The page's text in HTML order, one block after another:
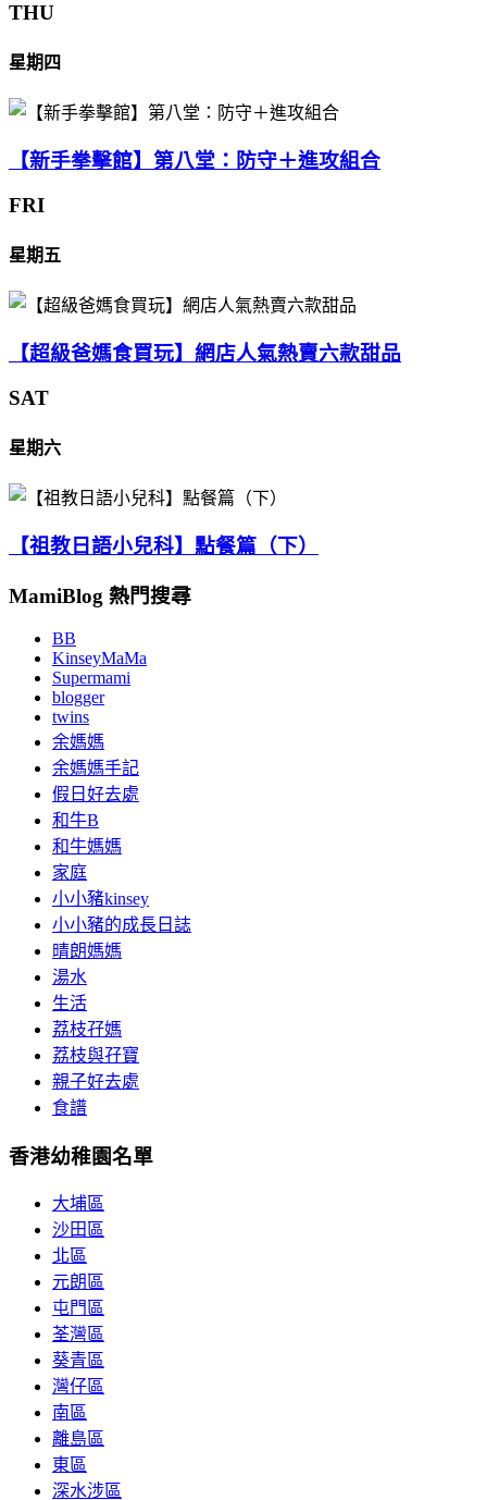
THU
星期四
【新手拳擊館】第八堂：防守＋進攻組合
FRI
星期五
【超級爸媽食買玩】網店人氣熱賣六款甜品
SAT
星期六
【祖教日語小兒科】點餐篇（下）
MamiBlog 熱門搜尋
BB
KinseyMaMa
Supermami
blogger
twins
余媽媽
余媽媽手記
假日好去處
和牛B
和牛媽媽
家庭
小小豬kinsey
小小豬的成長日誌
晴朗媽媽
湯水
生活
荔枝孖媽
荔枝與孖寶
親子好去處
食譜
香港幼稚園名單
大埔區
沙田區
北區
元朗區
屯門區
荃灣區
葵青區
灣仔區
南區
離島區
東區
深水涉區